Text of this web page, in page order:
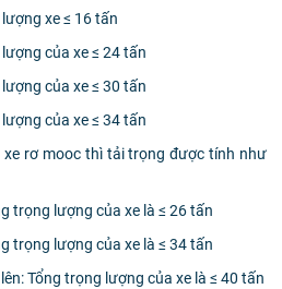
xe ≤ 16 tấn
của xe ≤ 24 tấn
của xe ≤ 30 tấn
của xe ≤ 34 tấn
xe rơ mooc thì tải trọng được tính như
trọng lượng của xe là ≤ 26 tấn
trọng lượng của xe là ≤ 34 tấn
Tổng trọng lượng của xe là ≤ 40 tấn